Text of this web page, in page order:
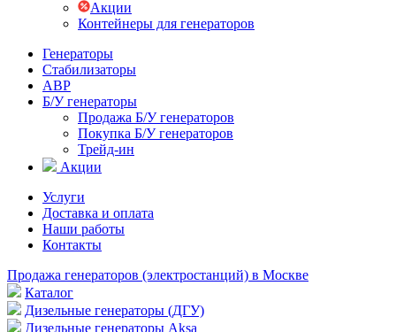
Акции
Контейнеры для генераторов
Генераторы
Стабилизаторы
АВР
Б/У генераторы
Продажа Б/У генераторов
Покупка Б/У генераторов
Трейд-ин
Акции
Услуги
Доставка и оплата
Наши работы
Контакты
Продажа генераторов (электростанций) в Москве
Каталог
Дизельные генераторы (ДГУ)
Дизельные генераторы Aksa